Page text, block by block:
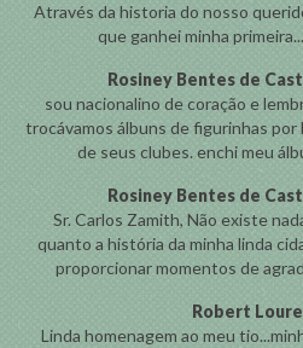
Através da historia do nosso
que ganhei minha primeira...
Rosiney Bentes de
sou nacionalino de coração e
trocávamos álbuns de figurinhas por
de seus clubes. enchi meu
Rosiney Bentes de
Sr. Carlos Zamith, Não existe
quanto a história da minha linda
proporcionar momentos de
Robert
Linda homenagem ao meu